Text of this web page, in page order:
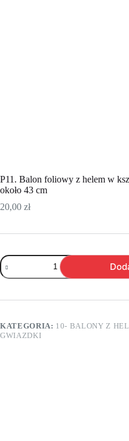
P11. Balon foliowy z helem w
około 43 cm
20,00 zł
ilość
P11.
Balon
z
kształcie
białej
KATEGORIA: 10- BALONY Z
GWIAZDKI